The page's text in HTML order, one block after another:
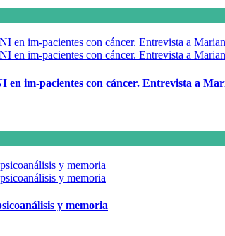
en im-pacientes con cáncer. Entrevista a
y memoria